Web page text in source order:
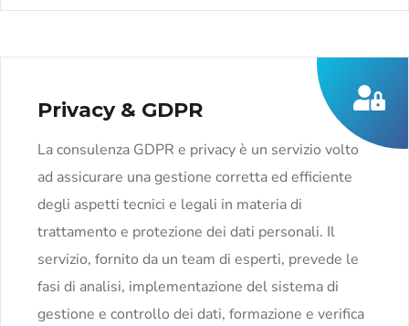
Privacy & GDPR
La consulenza GDPR e privacy è un servizio volto
ad assicurare una gestione corretta ed efficiente
degli aspetti tecnici e legali in materia di
trattamento e protezione dei dati personali. Il
servizio, fornito da un team di esperti, prevede le
fasi di analisi, implementazione del sistema di
gestione e controllo dei dati, formazione e verifica